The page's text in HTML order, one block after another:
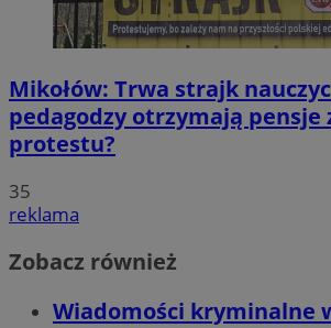
Mikołów: Trwa strajk
pedagodzy otrzymają pensje
protestu?
35
reklama
Zobacz również
Wiadomości kryminalne